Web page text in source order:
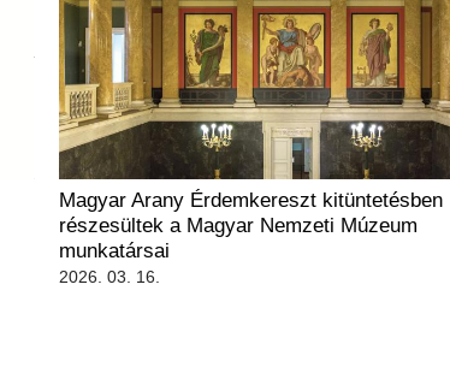
Magyar Arany Érdemkereszt kitüntetésben
részesültek a Magyar Nemzeti Múzeum
munkatársai
2026. 03. 16.